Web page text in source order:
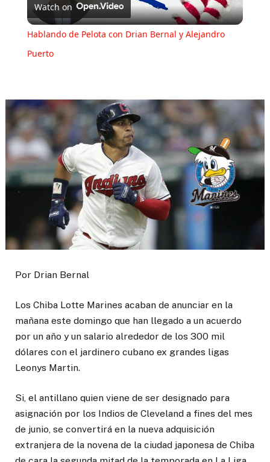
Video
Watch on
Hablando de Pelota con Drian Bernal y Alejandro
Puerto
Por Drian Bernal
Los Chiba Lotte Marines acaban de anunciar en la
mañana este domingo que han llegado a un acuerdo
por un año y un salario alrededor de los 300 mil
dólares con el jardinero cubano ex grandes ligas
Leonys Martin.
Si, el antillano quien viene de ser designado para
asignación por los Indios de Cleveland a fines del mes
de junio, se convertirá en la nueva adquisición
extranjera de la novena de la ciudad japonesa de Chiba